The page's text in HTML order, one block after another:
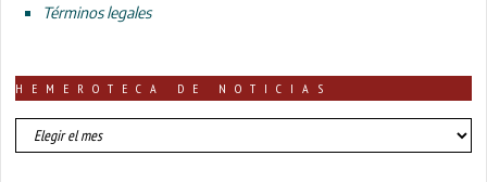
Términos legales
HEMEROTECA DE NOTICIAS
HEMEROTECA
DE